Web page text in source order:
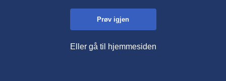
Prøv igjen
Eller gå til hjemmesiden